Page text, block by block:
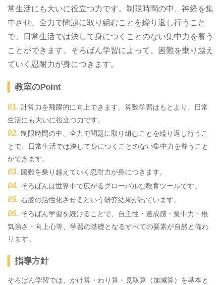
常生活にも大いに役立つ力です。制限時間の中、神経を集
中させ、全力で問題に取り組むことを繰り返し行うこと
で、日常生活では決して身につくことのない集中力を養う
ことができます。そろばん学習によって、困難を乗り越え
ていく忍耐力が身につきます。
教室のPoint
計算力を飛躍的に向上できます。算数学習はもとより、日常
生活にも大いに役立つ力です。
制限時間の中、全力で問題に取り組むことを繰り返し行うこ
とで、日常生活では決して身につくことのない集中力を養うこと
ができます。
困難を乗り越えていく忍耐力が身につきます。
そろばんは世界中で広がるグローバルな教育ツールです。
右脳の活性化させるという研究結果が出ています。
そろばん学習を続けることで、自主性・達成感・集中力・根
気強さ・向上心等、学習の基礎となるすべての要素が自然と備わ
ります。
指導方針
そろばん学習では、かけ算・わり算・見取算（加減算）を基本と